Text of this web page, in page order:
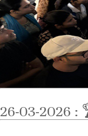
26-03-2026 :